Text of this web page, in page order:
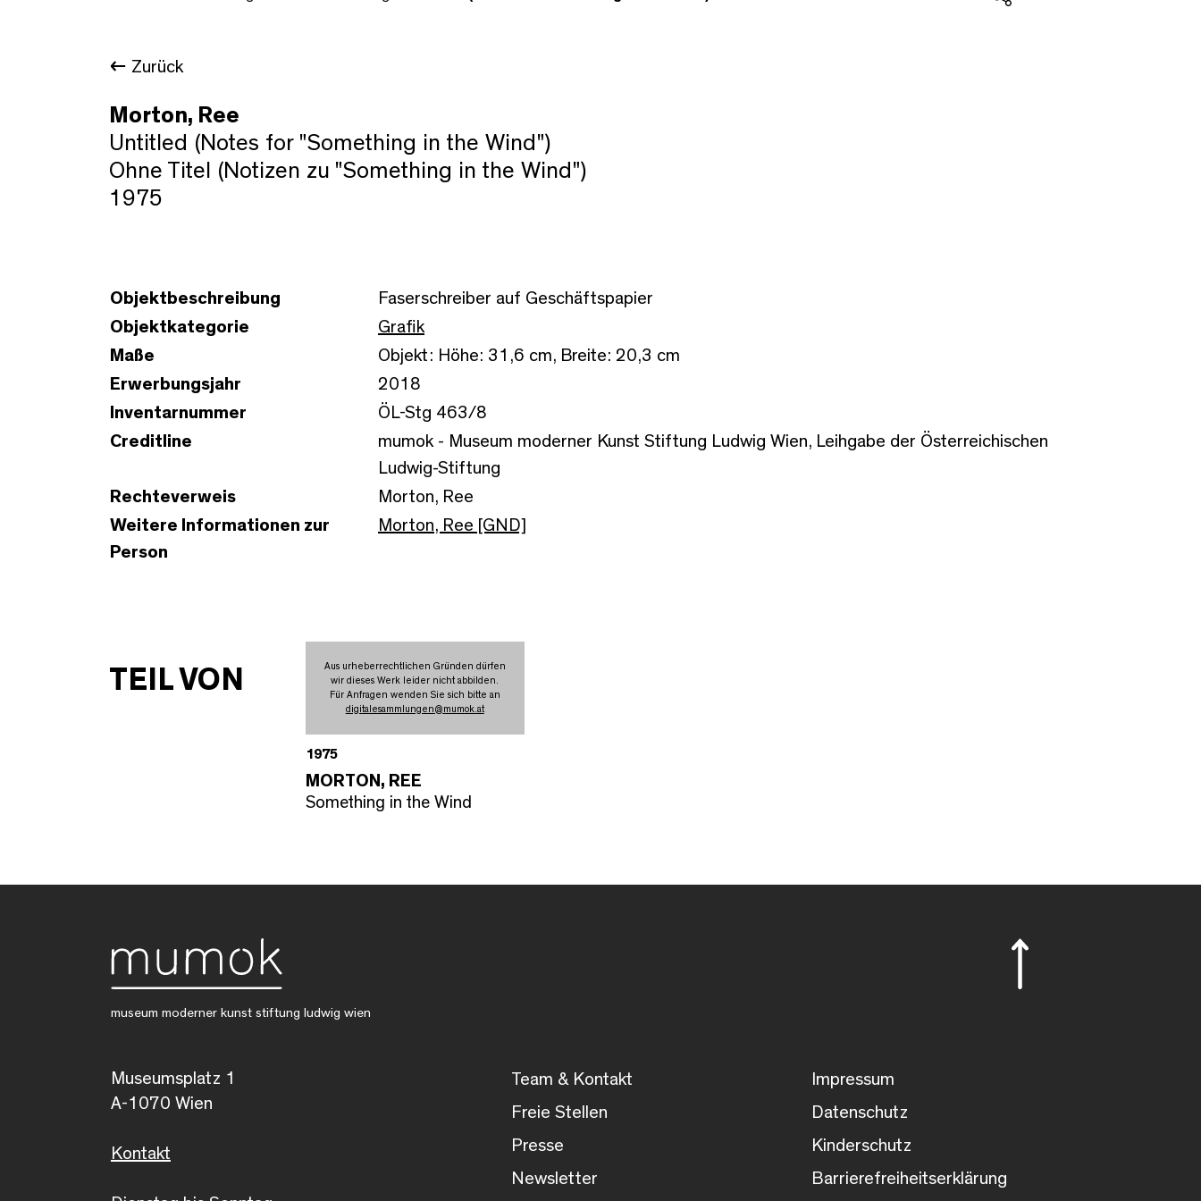
Zurück
Morton, Ree
Untitled (Notes for "Something in the Wind")
Ohne Titel (Notizen zu "Something in the Wind")
1975
Objektbeschreibung
Faserschreiber auf Geschäftspapier
Objektkategorie
Grafik
Maße
Objekt: Höhe: 31,6 cm, Breite: 20,3 cm
Erwerbungsjahr
2018
Inventarnummer
ÖL-Stg 463/8
Creditline
mumok - Museum moderner Kunst Stiftung Ludwig Wien, Leihgabe der Österreichischen
Ludwig-Stiftung
Rechteverweis
Morton, Ree
Weitere Informationen zur
Person
Morton, Ree [GND]
TEIL VON
Aus urheberrechtlichen Gründen dürfen
wir dieses Werk leider nicht abbilden.
Für Anfragen wenden Sie sich bitte an
digitalesammlungen@mumok.at
1975
MORTON, REE
Something in the Wind
museum moderner kunst stiftung ludwig wien
Museumsplatz 1
A-1070 Wien
Kontakt
Team & Kontakt
Freie Stellen
Presse
Newsletter
Impressum
Datenschutz
Kinderschutz
Barrierefreiheitserklärung